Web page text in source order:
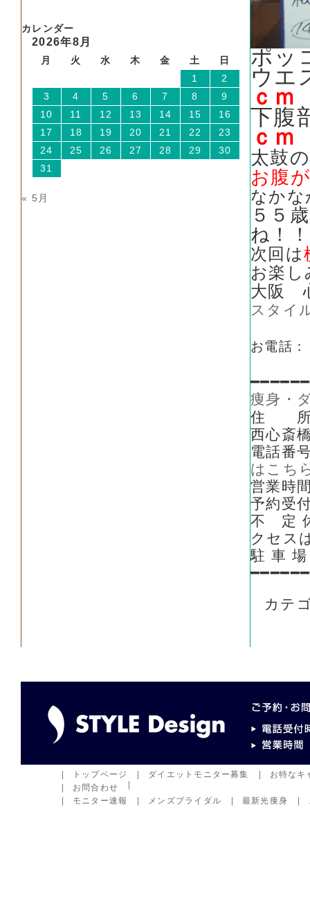
カレンダー
2026年8月
月 火 水 木 金 土
日
1
2
3
4 5 6 7 8
9
10
11 12 13 14 15
16
17
18 19 20 21 22
23
24
25 26 27 28 29
30
31
« 5月
ポッ
ウ
ｃｍ
下
ｃｍ
太鼓
お腹
なか
５５
ね！！
次回は
お楽
大阪
スタイ
お電話
痩身・
住 所
西心斎
電話番
はこち
営業時
予約受
不 定
クセス
駐 車
カテ
トップページ ダイエットモニター募集
お特なキ
お問合わせ
モニター速報
メンズブライダル 最新光痩身